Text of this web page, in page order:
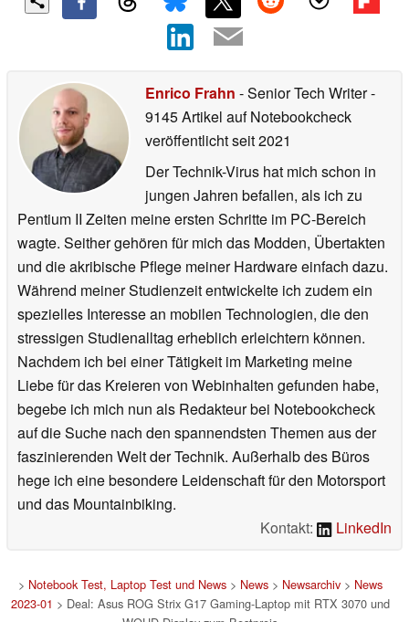
Enrico Frahn - Senior Tech Writer-
9145 Artikel auf Notebookcheck
veröffentlichtseit 2021
Der Technik-Virus hat mich schon in
jungen Jahren befallen, als ich zu
Pentium II Zeiten meine ersten Schritte im PC-Bereich
wagte. Seither gehören für mich das Modden, Übertakten
und die akribische Pflege meiner Hardware einfach dazu.
Während meiner Studienzeit entwickelte ich zudem ein
spezielles Interesse an mobilen Technologien, die den
stressigen Studienalltag erheblich erleichtern können.
Nachdem ich bei einer Tätigkeit im Marketing meine
Liebe für das Kreieren von Webinhalten gefunden habe,
begebe ich mich nun als Redakteur bei Notebookcheck
auf die Suche nach den spannendsten Themen aus der
faszinierenden Welt der Technik. Außerhalb des Büros
hege ich eine besondere Leidenschaft für den Motorsport
und das Mountainbiking.
Kontakt:
LinkedIn
> Notebook Test, Laptop Test und News> News> Newsarchiv> News
2023-01 > Deal: Asus ROG Strix G17 Gaming-Laptop mit RTX 3070 und